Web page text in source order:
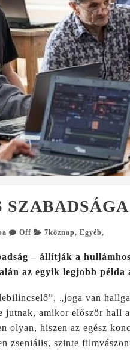
SZABADSÁGA
Off 7köznap, Egyéb,
– állítják a
az egyik legjobb példa
„joga van
jutnak, amikor először
olyan, hiszen az egész
zseniális, szinte